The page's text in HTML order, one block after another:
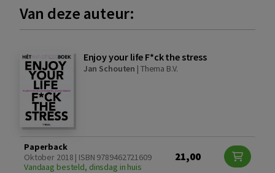
Van deze auteur:
Enjoy your life F*ck the stress
Jan Schouten | Thema B.V.
Paperback
Oktober 2018 | ISBN 9789462721609
Vandaag besteld, dinsdag in huis
21,00